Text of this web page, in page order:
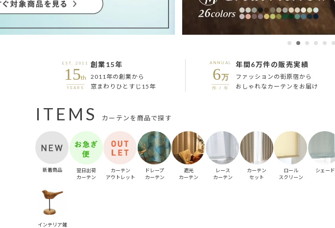
EST. 2011
15th
YEARS
創業15年
2011年の創業から
窓まわりひとすじ15年
ANNUAL
6万
件 / 年
年間6万件の販売実績
ファッションの街原宿から
おしゃれなカーテンをお届け
カーテンを商品で探す
ITEMS
新着商品
翌日出荷
カーテン
カーテン
アウトレット
ドレープ
カーテン
遮光
カーテン
レース
カーテン
カーテン
セット
ロール
スクリーン
シェード
インテリア雑